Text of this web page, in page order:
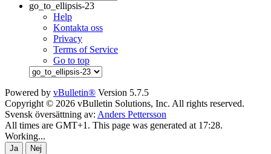
go_to_ellipsis-23
Help
Kontakta oss
Privacy
Terms of Service
Go to top
Powered by vBulletin® Version 5.7.5
Copyright © 2026 vBulletin Solutions, Inc. All rights reserved.
Svensk översättning av: Anders Pettersson
All times are GMT+1. This page was generated at 17:28.
Working...
Ja
Nej